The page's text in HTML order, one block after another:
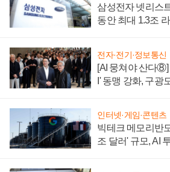
삼성전자 넷리스
동안 최대 1.3조
전자·전기·정보통신
[AI 뭉쳐야 산다⑧]
I' 동맹 강화, 구광
인터넷·게임·콘텐츠
빅테크 메모리반
조 달러' 규모, AI